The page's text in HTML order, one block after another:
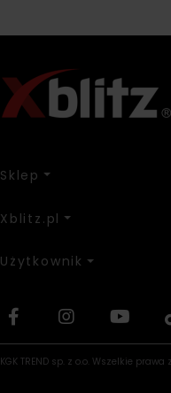
Sklep
Xblitz.pl
Użytkownik
KGK TREND sp. z o.o. Wszelkie